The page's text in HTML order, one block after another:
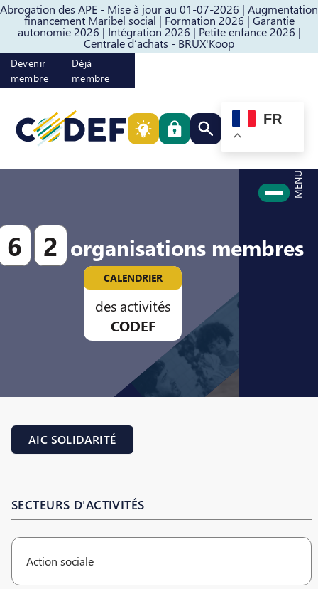
Abrogation des APE - Mise à jour au 01-07-2026 | Augmentation
financement Maribel social | Formation 2026 | Garantie
autonomie 2026 | Intégration 2026 | Petite enfance 2026 |
Centrale d’achats - BRUX'Koop
Passer au contenuPasser au pied de page
Devenir
membre
Déjà
membre
Rechercher quelque
FR
MENU
6 2 organisations membres
CALENDRIER
des activités
CODEF
AIC SOLIDARITÉ
SECTEURS D'ACTIVITÉS
Action sociale